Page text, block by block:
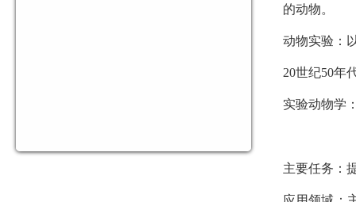
的动物。
动物实验：
20世纪50年
实验动物学
主要任务：